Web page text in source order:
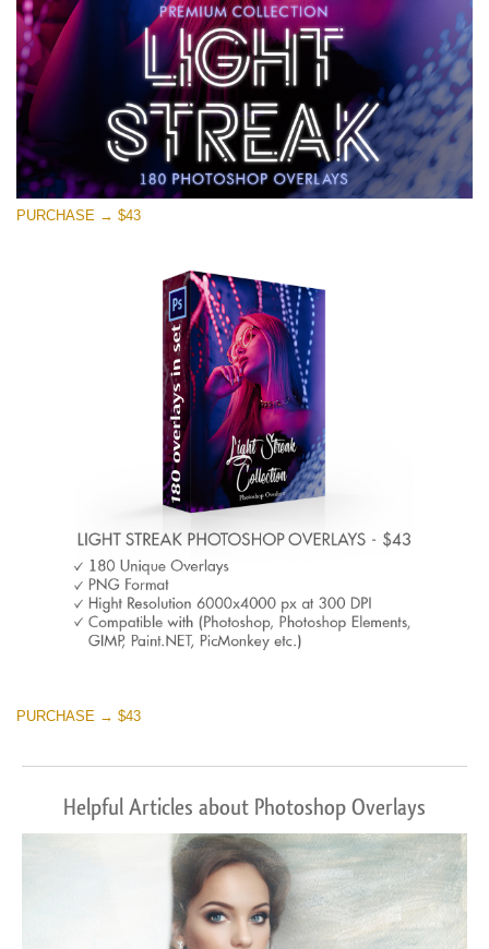
PURCHASE → $43
PURCHASE → $43
Helpful Articles about Photoshop Overlays